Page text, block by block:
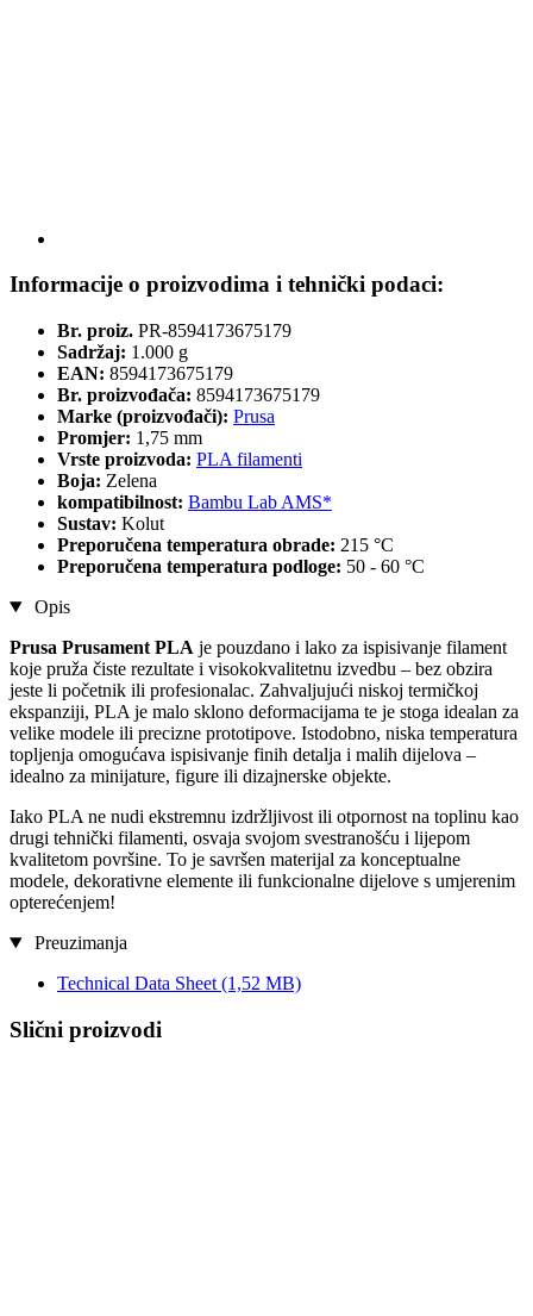
Informacije o proizvodima i tehnički podaci:
Br. proiz. PR-8594173675179
Sadržaj: 1.000 g
EAN: 8594173675179
Br. proizvođača: 8594173675179
Marke (proizvođači): Prusa
Promjer: 1,75 mm
Vrste proizvoda: PLA filamenti
Boja: Zelena
kompatibilnost: Bambu Lab AMS*
Sustav: Kolut
Preporučena temperatura obrade: 215 °C
Preporučena temperatura podloge: 50 - 60 °C
Opis
Prusa Prusament PLA je pouzdano i lako za ispisivanje filament
koje pruža čiste rezultate i visokokvalitetnu izvedbu – bez obzira
jeste li početnik ili profesionalac. Zahvaljujući niskoj termičkoj
ekspanziji, PLA je malo sklono deformacijama te je stoga idealan za
velike modele ili precizne prototipove. Istodobno, niska temperatura
topljenja omogućava ispisivanje finih detalja i malih dijelova –
idealno za minijature, figure ili dizajnerske objekte.
Iako PLA ne nudi ekstremnu izdržljivost ili otpornost na toplinu kao
drugi tehnički filamenti, osvaja svojom svestranošću i lijepom
kvalitetom površine. To je savršen materijal za konceptualne
modele, dekorativne elemente ili funkcionalne dijelove s umjerenim
opterećenjem!
Preuzimanja
Technical Data Sheet (1,52 MB)
Slični proizvodi